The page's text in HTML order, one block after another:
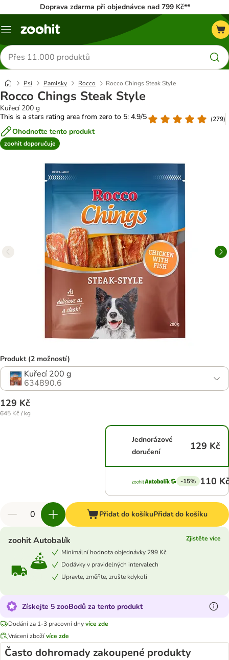
Doprava zdarma při objednávce nad 799 Kč**
Menu
Hledat
produkty
Psi Pamlsky Rocco Rocco Chings Steak Style
Rocco Chings Steak Style
Kuřecí 200 g
This is a stars rating area from zero to 5: 4.9/5
(279)
Ohodnoťte tento produkt
zoohit doporučuje
Produkt (2 možností)
Kuřecí 200 g
634890.6
129 Kč
645 Kč / kg
Jednorázové
doručení
129 Kč
-15% 110
Přidat do košíkuPřidat do košíku
zoohit Autobalík
Zjistěte více
Minimální hodnota objednávky 299 Kč
Dodávky v pravidelných intervalech
Upravte, změňte, zrušte kdykoli
Získejte 5 zooBodů za tento produkt
Dodání za 1-3 pracovní dnyvíce zde
Vrácení zbožívíce zde
Často dohromady zakoupené produkty